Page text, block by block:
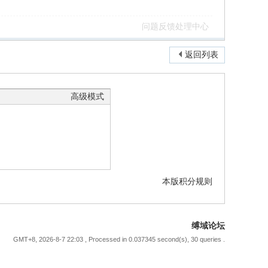
问题反馈处理中心
返回列表
高级模式
本版积分规则
缚域论坛
GMT+8, 2026-8-7 22:03 , Processed in 0.037345 second(s), 30 queries .